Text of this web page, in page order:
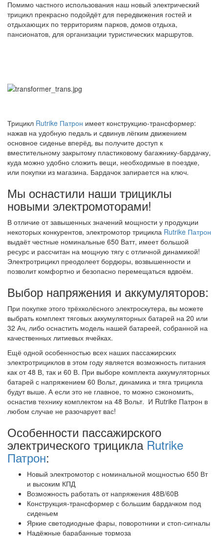
Помимо частного использования наш новый электрический
трицикл прекрасно подойдёт для передвижения гостей и
отдыхающих по территориям парков, домов отдыха,
пансионатов, для организации туристических маршрутов.
Трицикл Rutrike Патрон имеет конструкцию-трансформер:
нажав на удобную педаль и сдвинув лёгким движением
основное сиденье вперёд, вы получите доступ к
вместительному закрытому пластиковому багажнику-бардачку,
куда можно удобно сложить вещи, необходимые в поездке,
или покупки из магазина. Бардачок запирается на ключ.
Мы оснастили наши трициклы
новыми электромоторами!
В отличие от завышенных значений мощности у продукции
некоторых конкурентов, электромотор трицикла Rutrike Патрон
выдаёт честные номинальные 650 Ватт, имеет большой
ресурс и рассчитан на мощную тягу с отличной динамикой!
Электротрицикл преодолеет бордюры, возвышенности и
позволит комфортно и безопасно перемещаться вдвоём.
Выбор напряжения и аккумуляторов:
При покупке этого трёхколёсного электроскутера, вы можете
выбрать комплект тяговых аккумуляторных батарей на 20 или
32 Ач, либо оснастить модель нашей батареей, собранной на
качественных литиевых ячейках.
Ещё одной особенностью всех наших пассажирских
электротрициклов в этом году является возможность питания
как от 48 В, так и 60 В. При выборе комплекта аккумуляторных
батарей с напряжением 60 Вольт, динамика и тяга трицикла
будут выше. А если это не главное, то можно сэкономить,
оснастив технику комплектом на 48 Вольт. И Rutrike Патрон в
любом случае не разочарует вас!
Особенности пассажирского
электрического трицикла Rutrike
Патрон:
Новый электромотор с номинальной мощностью 650 Вт
и высоким КПД
Возможность работать от напряжения 48В/60В
Конструкция-трансформер с большим бардачком под
сиденьем
Яркие светодиодные фары, поворотники и стоп-сигналы
Надёжные барабанные тормоза